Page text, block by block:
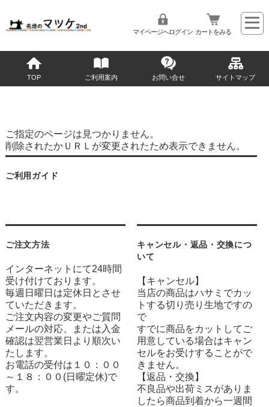
マイページへログイン カートをみる
TOP ご利用案内 お問い合せ サイトマップ
ご指定のページは見つかりません。
削除されたかＵＲＬが変更されたため表示できません。
ご利用ガイド
ご注文方法
インターネットにて24時間
受け付けております。
毎週日曜日は定休日とさせ
ていただきます。
ご注文内容の変更やご質問
メールの対応、または入金
確認は翌営業日より順次い
たします。
お電話の受付は１０：００
～１８：００(日曜定休)で
す。
キャンセル・返品・交換につ
いて
【キャンセル】
当店の商品はハサミでカッ
トする切り売り生地ですの
で
すでに商品をカットしてご
用意している場合はキャン
セルをお受けすることがで
きません。
【返品・交換】
不良品や出荷ミスがありま
したら商品到着から一週間